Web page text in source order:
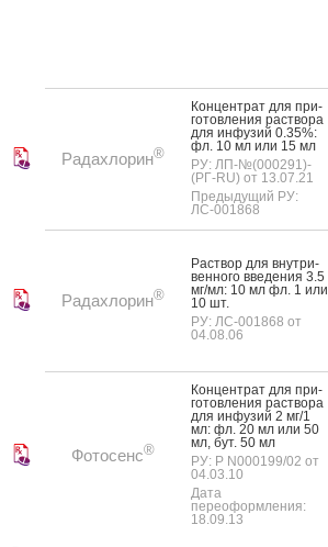
Радахлорин®
Кон­цен­трат для при­
готов­ле­ния рас­тво­ра
для ин­фу­зий 0.35%:
фл. 10 мл или 15 мл
РУ: ЛП-№(000291)-
(РГ-RU) от 13.07.21
Предыдущий РУ:
ЛС-001868
Радахлорин®
Рас­твор для внут­ри­
вен­но­го вве­дения 3.5
мг/мл: 10 мл фл. 1 или
10 шт.
РУ: ЛС-001868 от
04.08.06
Фотосенс®
Кон­цен­трат для при­
готов­ле­ния рас­тво­ра
для ин­фу­зий 2 мг/1
мл: фл. 20 мл или 50
мл, бут. 50 мл
РУ: Р N000199/02 от
04.03.10
Дата
переоформления:
18.09.13